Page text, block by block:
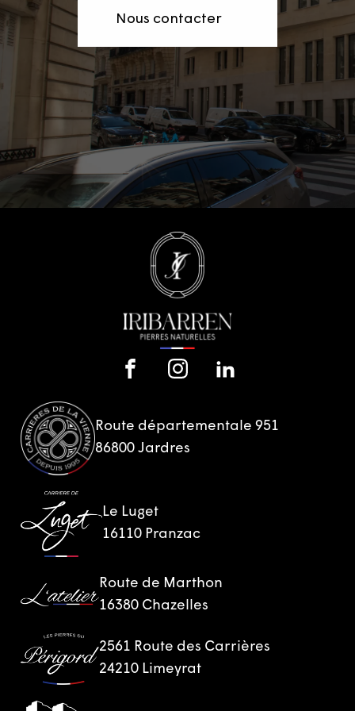
Nous contacter
Route départementale 951
86800 Jardres
Le Luget
16110 Pranzac
Route de Marthon
16380 Chazelles
2561 Route des Carrières
24210 Limeyrat